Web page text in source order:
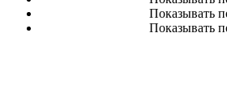
Показывать
Показывать